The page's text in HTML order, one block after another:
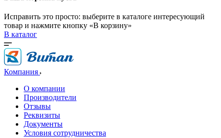
Исправить это просто: выберите в каталоге интересующий
товар и нажмите кнопку «В корзину»
В каталог
Компания
О компании
Производители
Отзывы
Реквизиты
Документы
Условия сотрудничества